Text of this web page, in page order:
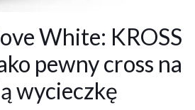
White: KROSS
pewny cross na
wycieczkę